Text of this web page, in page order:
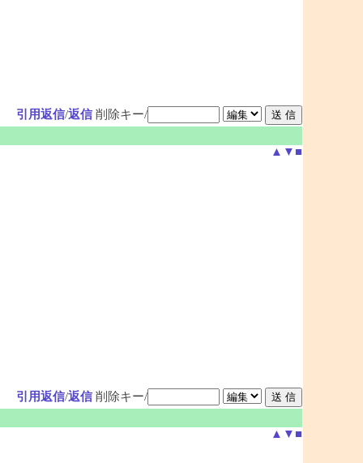
引用返信/返信 削除キー/
▲ ▼ ■
引用返信/返信 削除キー/
▲ ▼ ■